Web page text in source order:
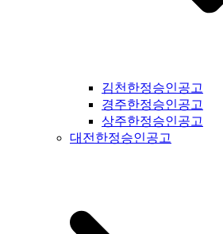
공고 #무주신문공고 #장수신문공고 #
신문공고 #순천신문공고 #여수신문공
신문공고 #해남신문공고 #강진신문공
신문공고 #광주신문공고 #무안신문공
신문공고 #진도신문공고 #보성신문공
군위신문공고 #김천신문공고 #구미신
성주신문공고 #포항신문공고 #영천
김천한정승인공고
경주한정승인공고
상주한정승인공고
대전한정승인공고